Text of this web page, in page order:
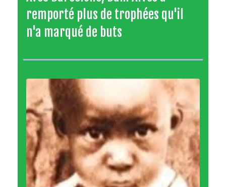
remporté plus de trophées qu'il
n'a marqué de buts